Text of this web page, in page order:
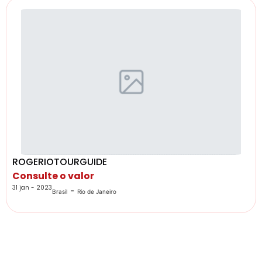
ROGERIOTOURGUIDE
Consulte o valor
31 jan - 2023Brasil - Rio de Janeiro